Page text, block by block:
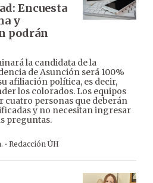
Encuesta
y
podrán
la candidata de la
de Asunción será 100%
afiliación política, es decir,
los colorados. Los equipos
cuatro personas que deberán
y no necesitan ingresar
preguntas.
· Redacción ÚH